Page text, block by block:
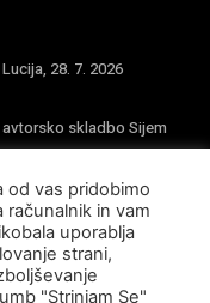
28. 7. 2026
skladbo Sijem
od vas pridobimo
in vam
uporablja
strani,
"Strinjam Se"